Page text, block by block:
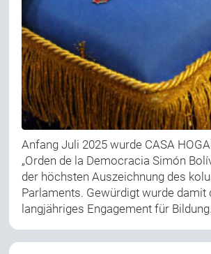
Anfang Juli 2025 wurde CASA
„Orden de la Democracia Simón
der höchsten Auszeichnung des
Parlaments. Gewürdigt wurde damit
langjähriges Engagement für